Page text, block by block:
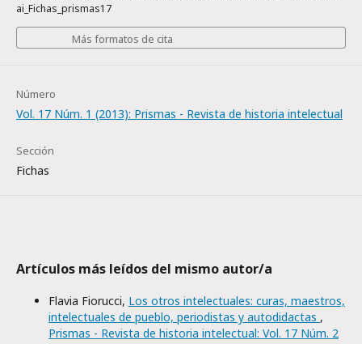
ai_Fichas_prismas17
Más formatos de cita
Número
Vol. 17 Núm. 1 (2013): Prismas - Revista de historia intelectual
Sección
Fichas
Artículos más leídos del mismo autor/a
Flavia Fiorucci, Los otros intelectuales: curas, maestros,
intelectuales de pueblo, periodistas y autodidactas ,
Prismas - Revista de historia intelectual: Vol. 17 Núm. 2